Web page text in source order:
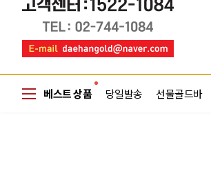
베스트 상품 당일발송 선물골드바